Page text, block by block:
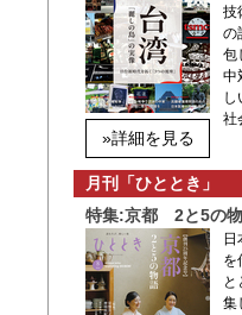
»詳細を見る
技
の
包
中
し
社
月刊「ひととき」
特集:京都 2と5の
日
を
と
集